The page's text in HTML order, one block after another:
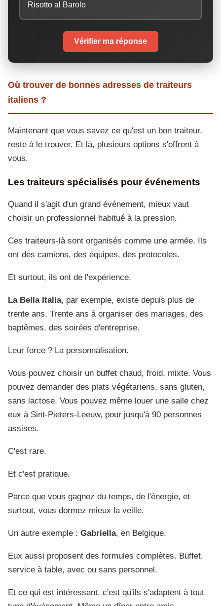
Risotto al Barolo
Vérifier ma réponse
Où trouver de bonnes adresses de traiteurs
italiens ?
Maintenant que vous savez ce qu'est un bon traiteur,
reste à le trouver. Et là, plusieurs options s'offrent à
vous.
Les traiteurs spécialisés pour événements
Quand il s'agit d'un grand événement, mieux vaut
choisir un professionnel habitué à la pression.
Ces traiteurs-là sont organisés comme une armée. Ils
ont des camions, des équipes, des protocoles.
Et surtout, ils ont de l'expérience.
La Bella Italia, par exemple, existe depuis plus de
trente ans. Trente ans à organiser des mariages, des
baptêmes, des soirées d'entreprise.
Leur force ? La personnalisation.
Vous pouvez choisir un buffet chaud, froid, mixte. Vous
pouvez demander des plats végétariens, sans gluten,
sans lactose. Vous pouvez même louer une salle chez
eux à Sint-Pieters-Leeuw, pour jusqu'à 90 personnes
assises.
C'est rare.
Et c'est pratique.
Parce que vous gagnez du temps, de l'énergie, et
surtout, vous dormez mieux la veille.
Un autre exemple : Gabriella, en Belgique.
Eux aussi proposent des formules complètes. Buffet,
service à table, avec ou sans personnel.
Et ce qui est intéressant, c'est qu'ils s'adaptent à tout